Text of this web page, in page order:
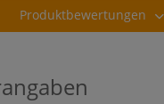
Produktbewertungen